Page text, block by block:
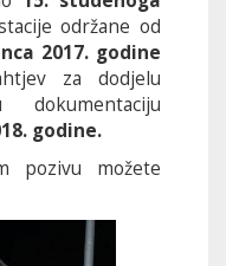
održane od
2017. godine
za dodjelu
godine.
pozivu možete